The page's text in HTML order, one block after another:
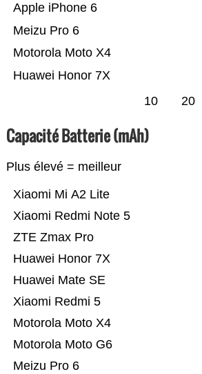
Huawei Honor 7X
Motorola Moto X4
Meizu Pro 6
Apple iPhone 6
10 20
Capacité Batterie (mAh)
Plus élevé = meilleur
Meizu Pro 6
Motorola Moto G6
Motorola Moto X4
Xiaomi Redmi 5
Huawei Mate SE
Huawei Honor 7X
ZTE Zmax Pro
Xiaomi Redmi Note 5
Xiaomi Mi A2 Lite